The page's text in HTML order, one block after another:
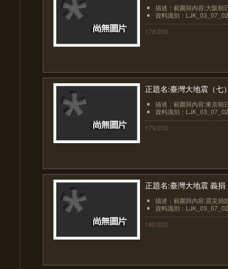
描述：範圍與內容:大阪朝
資料識別：
178/203
正題名:臺灣大地震（七
描述：範圍與內容:東京朝
資料識別：
179/203
正題名:臺灣大地震 義捐
描述：範圍與內容:震災捐
資料識別：
180/203